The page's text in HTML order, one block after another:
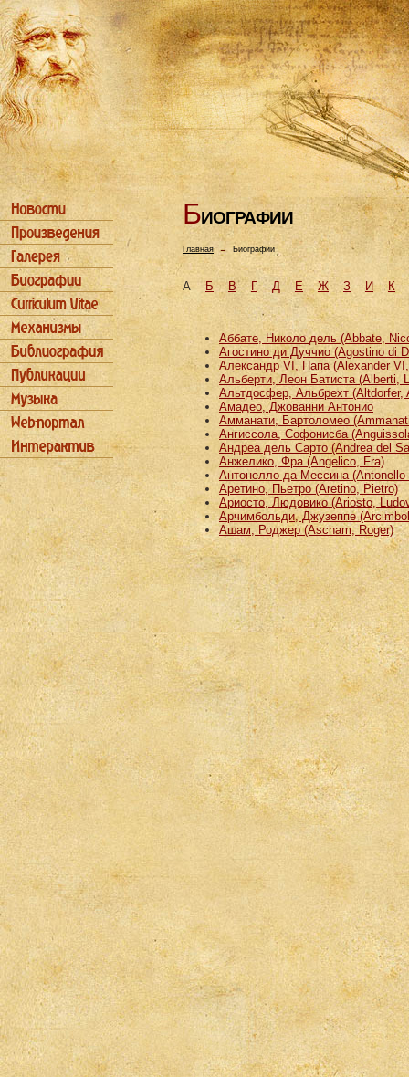
БИОГРАФИИ
Главная→ Биографии
АБ В Г Д Е Ж З И К
Аббате, Николо дель (Abbate,
Агостино ди Дуччио (Agostino di
Александр VI, Папа (Alexander
Альберти, Леон Батиста (Alberti,
Альтдосфер, Альбрехт (Altdorfer,
Амадео, Джованни Антонио
Амманати, Бартоломео
Ангиссола, Софонисба
Андреа дель Сарто (Andrea del
Анжелико, Фра (Angelico, Fra)
Антонелло да Мессина (Antonello
Аретино, Пьетро (Aretino, Pietro)
Ариосто, Людовико (Ariosto,
Арчимбольди, Джузеппе
Ашам, Роджер (Ascham, Roger)